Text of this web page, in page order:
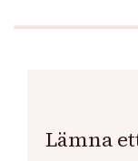
Lämna